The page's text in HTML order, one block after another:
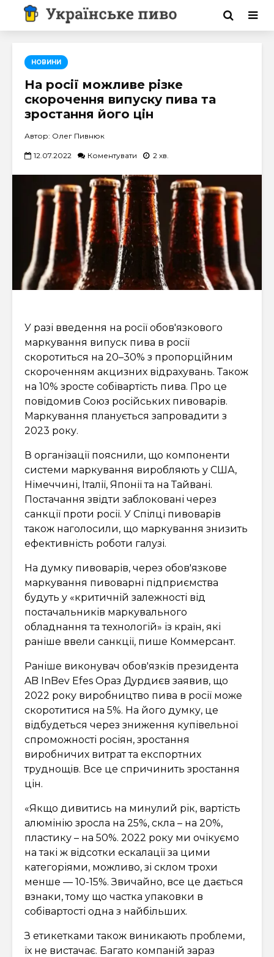
НОВИНИ
На росії можливе різке
скорочення випуску пива та
зростання його цін
Автор: Олег Пивнюк
12.07.2022 Коментувати 2 хв.
У разі введення на росії обов'язкового
маркування випуск пива в росії
скоротиться на 20–30% з пропорційним
скороченням акцизних відрахувань. Також
на 10% зросте собівартість пива. Про це
повідомив Союз російських пивоварів.
Маркування планується запровадити з
2023 року.
В організації пояснили, що компоненти
системи маркування виробляють у США,
Німеччині, Італії, Японії та на Тайвані.
Постачання звідти заблоковані через
санкції проти росії. У Спілці пивоварів
також наголосили, що маркування знизить
ефективність роботи галузі.
На думку пивоварів, через обов'язкове
маркування пивоварні підприємства
будуть у «критичній залежності від
постачальників маркувального
обладнання та технологій» із країн, які
раніше ввели санкції, пише Коммерсант.
Раніше виконувач обов'язків президента
AB InBev Efes Ораз Дурдиєв заявив, що
2022 року виробництво пива в росії може
скоротитися на 5%. На його думку, це
відбудеться через зниження купівельної
спроможності росіян, зростання
виробничих витрат та експортних
труднощів. Все це спричинить зростання
цін.
«Якщо дивитись на минулий рік, вартість
алюмінію зросла на 25%, скла – на 20%,
пластику – на 50%. 2022 року ми очікуємо
на такі ж відсотки ескалації за цими
категоріями, можливо, зі склом трохи
менше — 10-15%. Звичайно, все це дається
взнаки, тому що частка упаковки в
собівартості одна з найбільших.
З етикетками також виникають проблеми,
їх не вистачає. Багато компаній зараз